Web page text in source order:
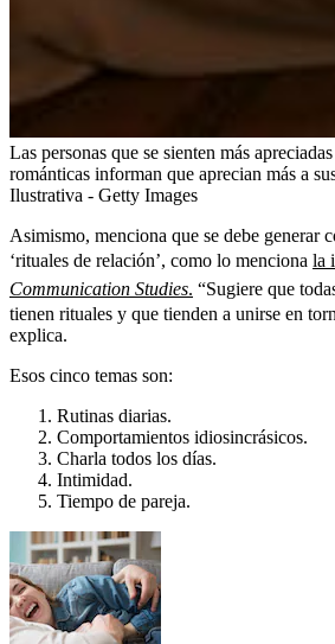
Las personas que se sienten más
románticas informan que aprecian más a
Ilustrativa - Getty Images
Asimismo, menciona que se debe generar
‘rituales de relación’, como lo menciona la
Communication Studies. “Sugiere que
tienen rituales y que tienden a unirse en
explica.
Esos cinco temas son:
Rutinas diarias.
Comportamientos idiosincrásicos.
Charla todos los días.
Intimidad.
Tiempo de pareja.